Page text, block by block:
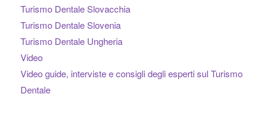
Turismo Dentale Slovacchia
Turismo Dentale Slovenia
Turismo Dentale Ungheria
Video
Video guide, interviste e consigli degli esperti sul Turismo
Dentale